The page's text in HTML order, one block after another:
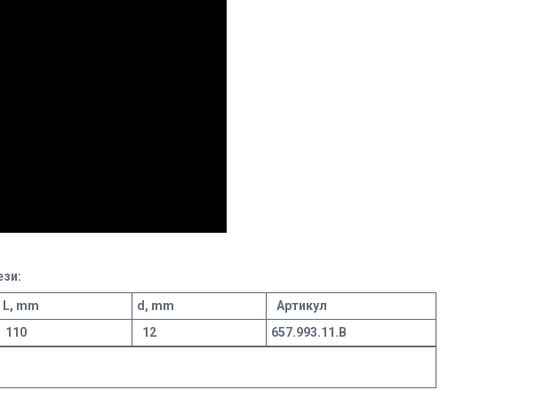
L, mm d, mm
Артикул
110 12 657.993.11.В